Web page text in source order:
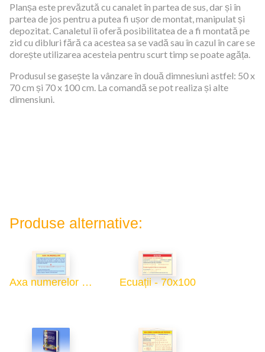
Planșa este prevăzută cu canalet în partea de sus, dar și în
partea de jos pentru a putea fi ușor de montat, manipulat și
depozitat. Canaletul îi oferă posibilitatea de a fi montată pe
zid cu dibluri fără ca acestea sa se vadă sau în cazul în care se
dorește utilizarea acesteia pentru scurt timp se poate agăța.
Produsul se gasește la vânzare în două dimnesiuni astfel: 50 x
70 cm și 70 x 100 cm. La comandă se pot realiza și alte
dimensiuni.
Produse alternative:
Axa numerelor - 70x100 Ecuații - 70x100